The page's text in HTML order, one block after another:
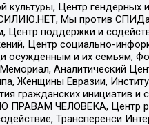
культуры, Центр
Мы против
Центр поддержки и
Центр социально-
осужденным и их семьям,
Аналитический
Женщины Евразии,
гражданских инициатив и
ПРАВАМ ЧЕЛОВЕКА, Центр
Трансперенси